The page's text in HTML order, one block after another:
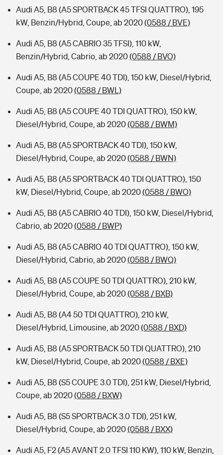
Audi A5, B8 (A5 SPORTBACK 45 TFSI QUATTRO), 195
kW, Benzin/Hybrid, Coupe, ab 2020(0588 / BVE)
Audi A5, B8 (A5 CABRIO 35 TFSI), 110 kW,
Benzin/Hybrid, Cabrio, ab 2020(0588 / BVO)
Audi A5, B8 (A5 COUPE 40 TDI), 150 kW, Diesel/Hybrid,
Coupe, ab 2020(0588 / BWL)
Audi A5, B8 (A5 COUPE 40 TDI QUATTRO), 150 kW,
Diesel/Hybrid, Coupe, ab 2020(0588 / BWM)
Audi A5, B8 (A5 SPORTBACK 40 TDI), 150 kW,
Diesel/Hybrid, Coupe, ab 2020(0588 / BWN)
Audi A5, B8 (A5 SPORTBACK 40 TDI QUATTRO), 150
kW, Diesel/Hybrid, Coupe, ab 2020(0588 / BWO)
Audi A5, B8 (A5 CABRIO 40 TDI), 150 kW, Diesel/Hybrid,
Cabrio, ab 2020(0588 / BWP)
Audi A5, B8 (A5 CABRIO 40 TDI QUATTRO), 150 kW,
Diesel/Hybrid, Cabrio, ab 2020(0588 / BWQ)
Audi A5, B8 (A5 COUPE 50 TDI QUATTRO), 210 kW,
Diesel/Hybrid, Coupe, ab 2020(0588 / BXB)
Audi A5, B8 (A4 50 TDI QUATTRO), 210 kW,
Diesel/Hybrid, Limousine, ab 2020(0588 / BXD)
Audi A5, B8 (A5 SPORTBACK 50 TDI QUATTRO), 210
kW, Diesel/Hybrid, Coupe, ab 2020(0588 / BXE)
Audi A5, B8 (S5 COUPE 3.0 TDI), 251 kW, Diesel/Hybrid,
Coupe, ab 2020(0588 / BXW)
Audi A5, B8 (S5 SPORTBACK 3.0 TDI), 251 kW,
Diesel/Hybrid, Coupe, ab 2020(0588 / BXX)
Audi A5, F2 (A5 AVANT 2.0 TFSI 110 KW), 110 kW, Benzin,